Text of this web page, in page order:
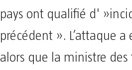
pays ont qualifié d'
précédent ». L’attaque
alors que la ministre des